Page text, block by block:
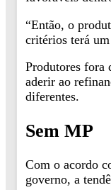
“Então, o
critérios terá
Produtores fora
aderir ao
diferentes.
Sem MP
Com o acordo
governo, a